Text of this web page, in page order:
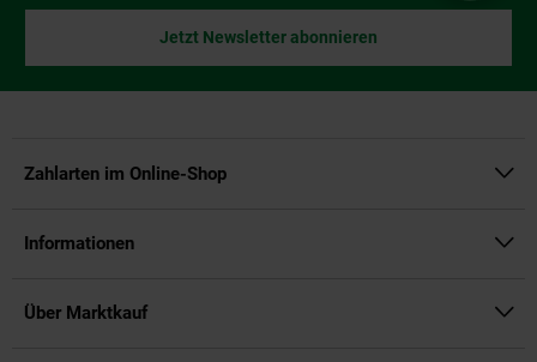
Jetzt Newsletter abonnieren
Zahlarten im Online-Shop
Informationen
Über Marktkauf